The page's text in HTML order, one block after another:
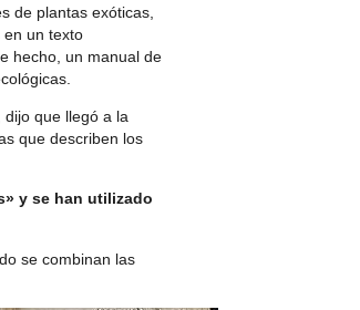
de plantas exóticas,
en un texto
hecho, un manual de
que llegó a la
que describen los
y se han utilizado
se combinan las